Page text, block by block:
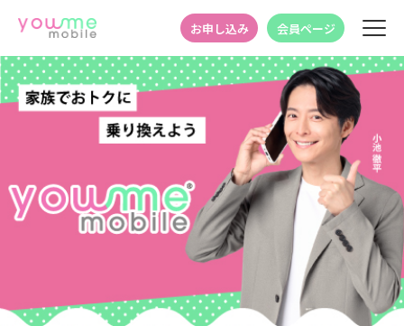
お申し込み 会員ページ